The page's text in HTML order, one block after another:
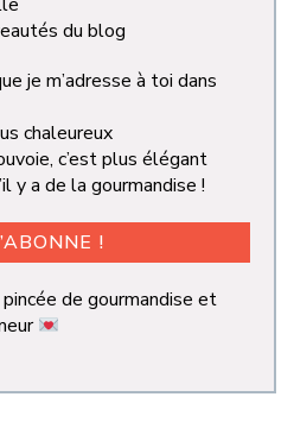
du blog
je m’adresse à toi dans
chaleureux
c’est plus élégant
y a de la gourmandise !
de gourmandise et